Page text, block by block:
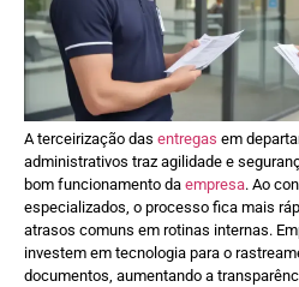
A terceirização das entregas em
administrativos traz agilidade e
bom funcionamento da empresa. Ao
especializados, o processo fica mais
atrasos comuns em rotinas internas.
investem em tecnologia para o
documentos, aumentando a